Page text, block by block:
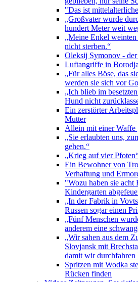
"Das ist
„Großvater wurde
hundert Meter weit
„Meine Enkel
nicht sterben.“
Oleksij Symonov -
Luftangriffe in
„Für alles Böse, das
werden sie sich vor
„Ich blieb im
Hund nicht
Ein zerstörter
Mutter
Allein mit einer Waffe
„Sie erlaubten uns,
gehen.“
„Krieg auf vier
Ein Bewohner von
Verhaftung und
"Wozu haben sie acht
Kindergarten
„In der Fabrik in
Russen sogar einen
„Fünf Menschen
anderem eine
„Wir sahen aus dem
Slovjansk mit
damit wir durchfahren
Spritzen mit Wodka
Rücken finden